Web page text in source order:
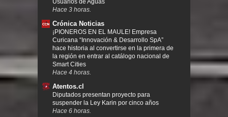
Usuarios de Aguas
Hace 3 horas.
Crónica Noticias
¡PIONEROS EN EL MAULE! Empresa
Curicana “Innovación & Desarrollo SpA”
hace historia al convertirse en la primera de
la región en entrar al catálogo nacional de
Smart Cities
Hace 4 horas.
Atentos.cl
Diputados presentan proyecto para
suspender la Ley Karin por cinco años
Hace 6 horas.